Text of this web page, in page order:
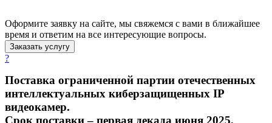
Оформите заявку на сайте, мы свяжемся с вами в ближайшее
время и ответим на все интересующие вопросы.
Заказать услугу
?
Поставка ограниченной партии отечественных
интеллектуальных киберзащищенных IP
видеокамер.
Срок поставки – первая декада июня 2025,